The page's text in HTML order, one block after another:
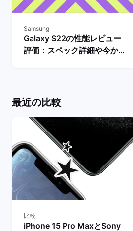
Samsung
Galaxy S22の性能レビュー
評価：スペック詳細や今から
最近の比較
比較
iPhone 15 Pro MaxとSony